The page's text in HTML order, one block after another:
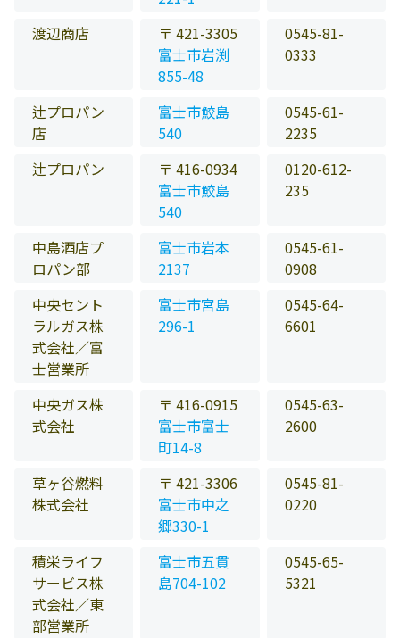
渡辺商店
〒 421-3305
富士市岩渕
855-48
0545-81-
0333
辻プロパン
店
富士市鮫島
540
0545-61-
2235
辻プロパン
〒 416-0934
富士市鮫島
540
0120-612-
235
中島酒店プ
ロパン部
富士市岩本
2137
0545-61-
0908
中央セント
ラルガス株
式会社／富
士営業所
富士市宮島
296-1
0545-64-
6601
中央ガス株
式会社
〒 416-0915
富士市富士
町14-8
0545-63-
2600
草ヶ谷燃料
株式会社
〒 421-3306
富士市中之
郷330-1
0545-81-
0220
積栄ライフ
サービス株
式会社／東
部営業所
富士市五貫
島704-102
0545-65-
5321